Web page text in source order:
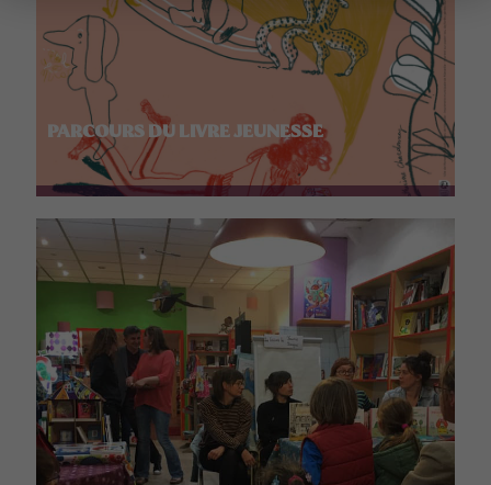
PARCOURS DU LIVRE JEUNESSE